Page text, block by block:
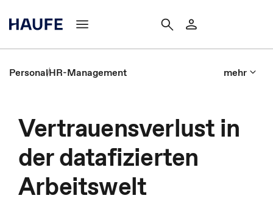
PersonalHR-Management mehr
Vertrauensverlust in
der datafizierten
Arbeitswelt